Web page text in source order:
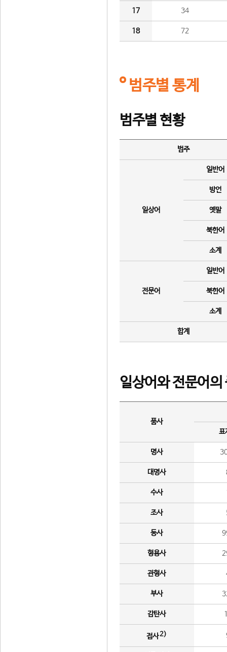
17 34
18 72
범주별 통계
범주별 현황
범주
일상어
일반어
방언
옛말
북한어
소계
전문어
일반어
북한어
소계
합계
일상어와 전문어의
품사
표
명사
대명사
수사
조사
동사
형용사
관형사
부사
감탄사
접사2)